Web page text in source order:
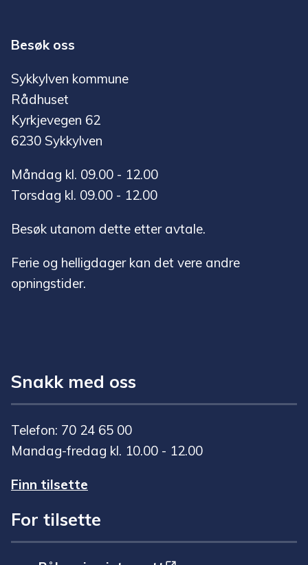
Besøk oss
Sykkylven kommune
Rådhuset
Kyrkjevegen 62
6230 Sykkylven
Måndag kl. 09.00 - 12.00
Torsdag kl. 09.00 - 12.00
Besøk utanom dette etter avtale.
Ferie og helligdager kan det vere andre
opningstider.
Snakk med oss
Telefon: 70 24 65 00
Mandag-fredag kl. 10.00 - 12.00
Finn tilsette
For tilsette